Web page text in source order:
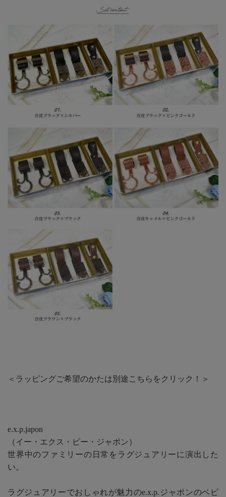
＜ラッピングご希望のかたは別途こちら をクリック！＞
e.x.p.japon
（イー・エクス・ピー・ジャポン）
世界中のファミリーの日常をラグジュアリーに演出した
い。
ラグジュアリーでおしゃれが魅力のe.x.p.ジャポンのベビ